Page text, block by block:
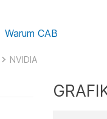
Warum CAB
NVIDIA